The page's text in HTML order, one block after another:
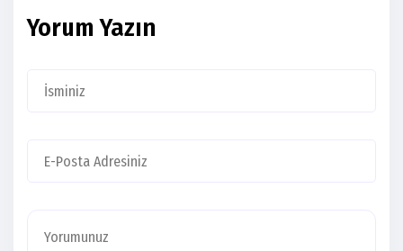
Yorum Yazın